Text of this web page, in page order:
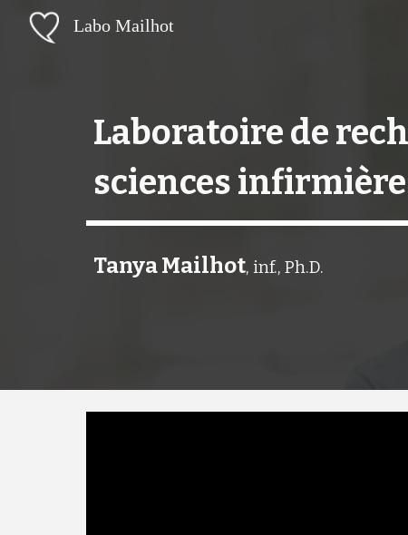
Labo Mailhot
Laboratoire de
sciences
Tanya Mailhot, inf., Ph.D.